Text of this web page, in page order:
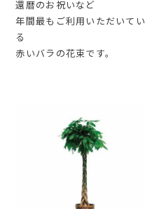
還暦のお祝いなど
年間最もご利用いただいてい
る
赤いバラの花束です。